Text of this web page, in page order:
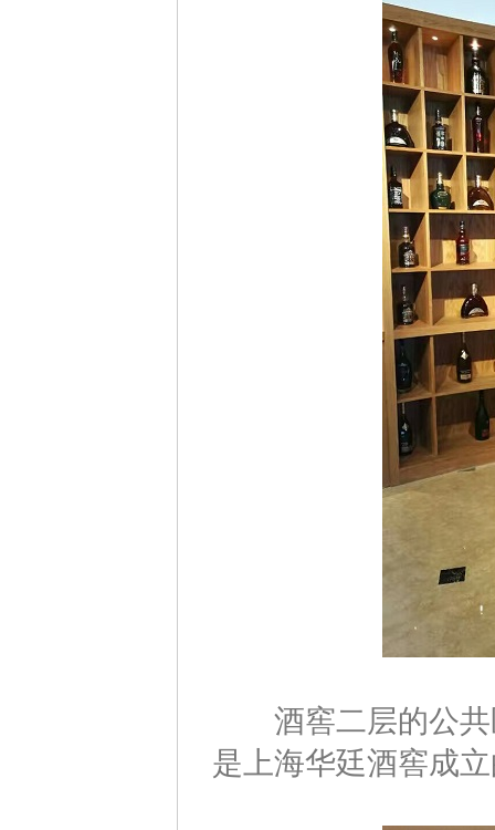
酒窖二层的公共
是上海华廷酒窖成